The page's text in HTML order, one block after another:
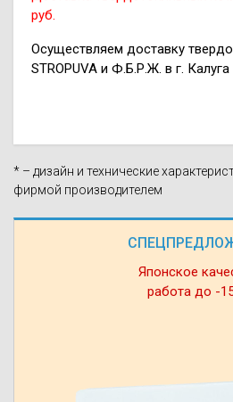
Японское
работа до -
руб.
Осуществляем доставку
STROPUVA и Ф.Б.Р.Ж. в г. Калуга
* – дизайн и технические
фирмой производителем